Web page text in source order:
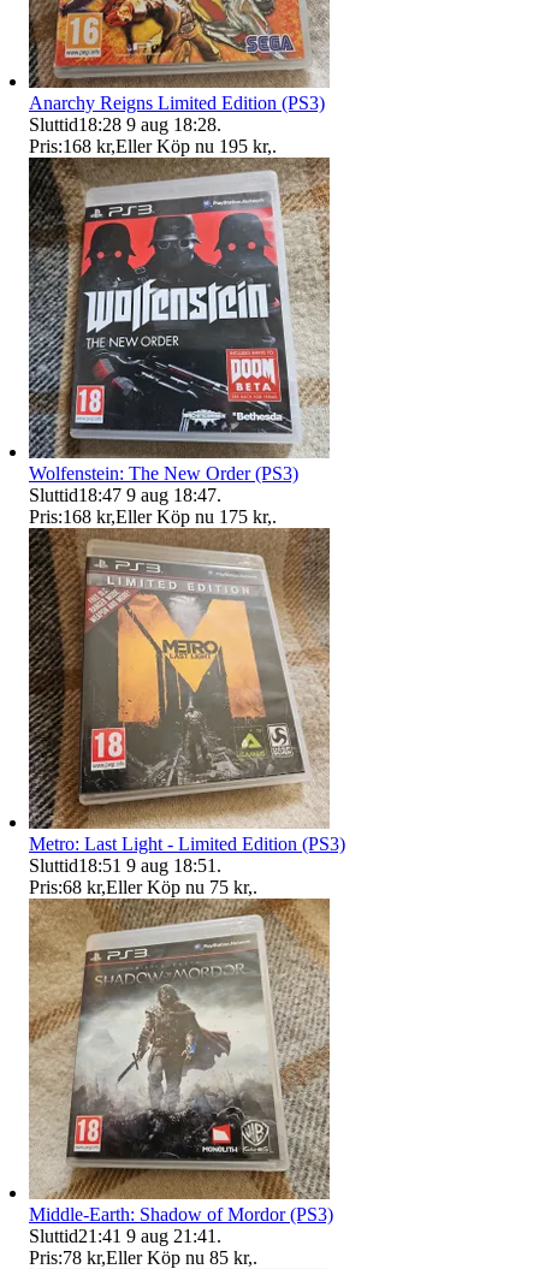
Anarchy Reigns Limited Edition (PS3)
Sluttid18:28 9 aug 18:28.
Pris:168 kr,Eller Köp nu 195 kr,.
Wolfenstein: The New Order (PS3)
Sluttid18:47 9 aug 18:47.
Pris:168 kr,Eller Köp nu 175 kr,.
Metro: Last Light - Limited Edition (PS3)
Sluttid18:51 9 aug 18:51 .
Pris:68 kr,Eller Köp nu 75 kr,.
Middle-Earth: Shadow of Mordor (PS3)
Sluttid21:41 9 aug 21:41 .
Pris:78 kr,Eller Köp nu 85 kr,.